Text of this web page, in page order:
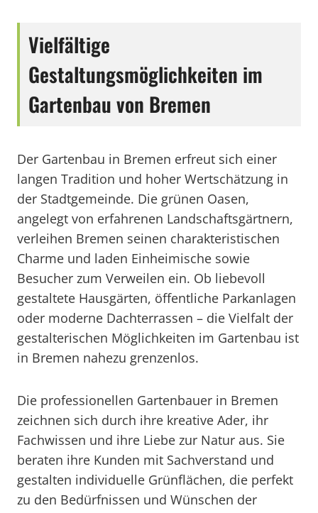
Vielfältige
Gestaltungsmöglichkeiten im
Gartenbau von Bremen
Der Gartenbau in Bremen erfreut sich einer
langen Tradition und hoher Wertschätzung in
der Stadtgemeinde. Die grünen Oasen,
angelegt von erfahrenen Landschaftsgärtnern,
verleihen Bremen seinen charakteristischen
Charme und laden Einheimische sowie
Besucher zum Verweilen ein. Ob liebevoll
gestaltete Hausgärten, öffentliche Parkanlagen
oder moderne Dachterrassen – die Vielfalt der
gestalterischen Möglichkeiten im Gartenbau ist
in Bremen nahezu grenzenlos.
Die professionellen Gartenbauer in Bremen
zeichnen sich durch ihre kreative Ader, ihr
Fachwissen und ihre Liebe zur Natur aus. Sie
beraten ihre Kunden mit Sachverstand und
gestalten individuelle Grünflächen, die perfekt
zu den Bedürfnissen und Wünschen der